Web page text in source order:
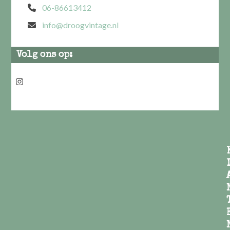
06-86613412
info@droogvintage.nl
Volg ons op:
Instagram